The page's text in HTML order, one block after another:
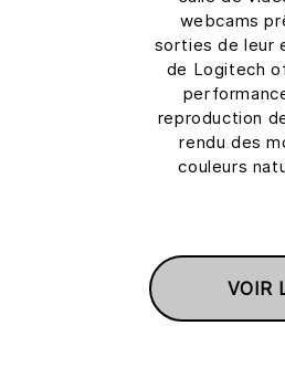
webcams
sorties de leur
de Logitech
reproduction
rendu des
couleurs
VOIR